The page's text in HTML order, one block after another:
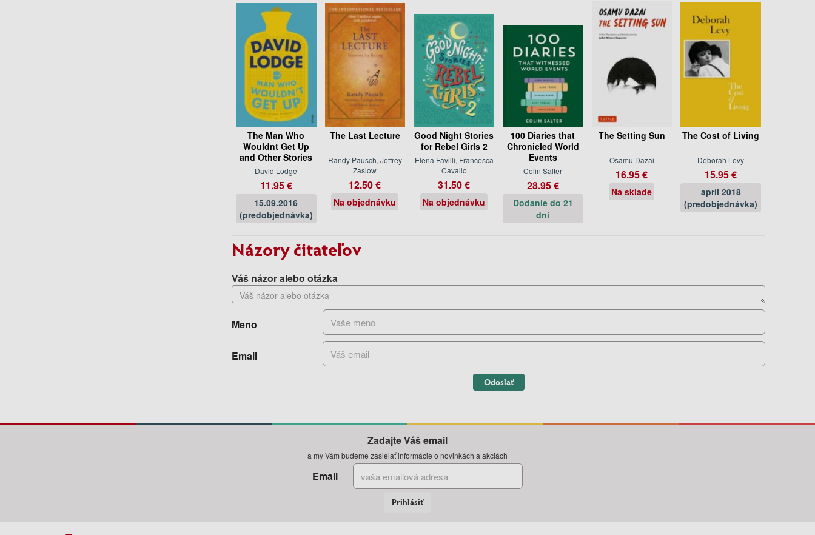
The Man Who
Wouldnt Get Up
and Other Stories
David Lodge
11.95 €
15.09.2016
(predobjednávka)
The Last Lecture
Randy Pausch, Jeffrey
Zaslow
12.50 €
Na objednávku
Good Night Stories
for Rebel Girls 2
Elena Favilli, Francesca
Cavallo
31.50 €
Na objednávku
100 Diaries that
Chronicled World
Events
Colin Salter
28.95 €
Dodanie do 21
dní
The Setting Sun
Osamu Dazai
16.95 €
Na sklade
The Cost of Living
Deborah Levy
15.95 €
apríl 2018
(predobjednávka)
Názory čitateľov
Váš názor alebo otázka
Meno
Email
Odoslať
Zadajte Váš email
a my Vám budeme zasielať informácie o novinkách a akciách
Email
Prihlásiť